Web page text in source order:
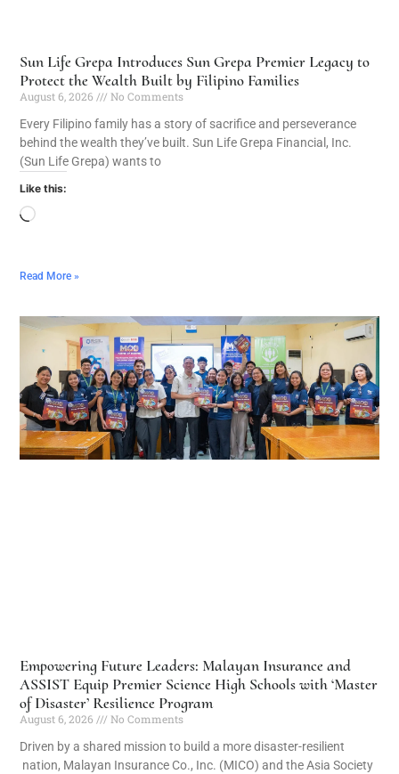
Sun Life Grepa Introduces Sun Grepa Premier Legacy to
Protect the Wealth Built by Filipino Families
August 6, 2026
No Comments
Every Filipino family has a story of sacrifice and perseverance
behind the wealth they’ve built. Sun Life Grepa Financial, Inc.
(Sun Life Grepa) wants to
Like this:
Read More »
Empowering Future Leaders: Malayan Insurance and
ASSIST Equip Premier Science High Schools with ‘Master
of Disaster’ Resilience Program
August 6, 2026
No Comments
Driven by a shared mission to build a more disaster-resilient
nation, Malayan Insurance Co., Inc. (MICO) and the Asia Society